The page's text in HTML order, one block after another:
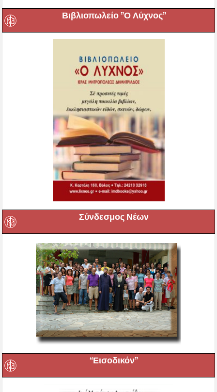
Βιβλιοπωλείο ”Ο Λύχνος”
Σύνδεσμος Νέων
“Εισοδικόν”